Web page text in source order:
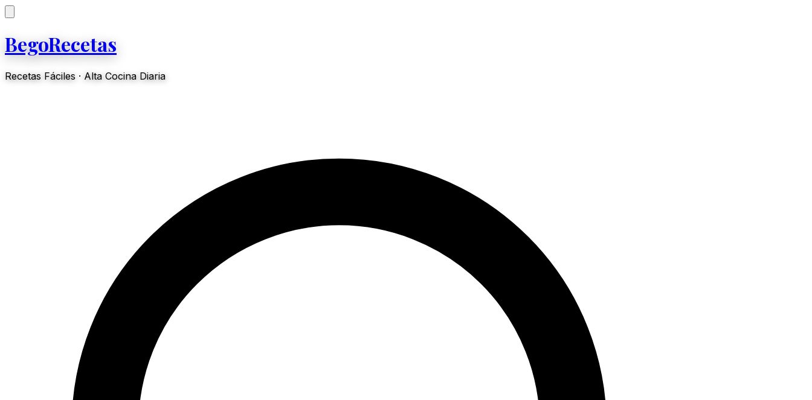
BegoRecetas
Recetas Fáciles · Alta Cocina Diaria